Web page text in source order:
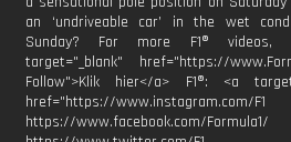
an ‘undriveable car’ in the wet
Sunday? For more F1®
target="_blank" href="https://
Follow">Klik hier</a> F1®: <a
href="https://www.instagram.com/F1
https://www.facebook.com/Formula1/